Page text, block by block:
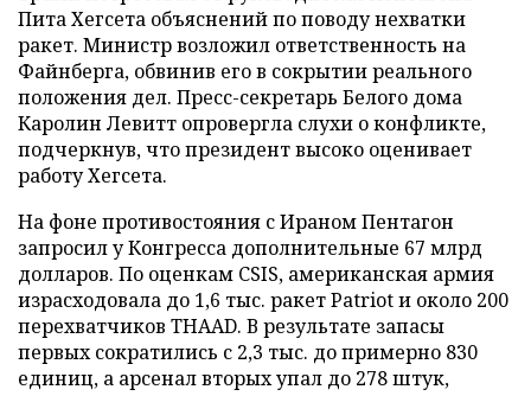
Пита Хегсета объяснений по поводу нехватки
ракет. Министр возложил ответственность на
Файнберга, обвинив его в сокрытии реального
положения дел. Пресс-секретарь Белого дома
Каролин Левитт опровергла слухи о конфликте,
подчеркнув, что президент высоко оценивает
работу Хегсета.
На фоне противостояния с Ираном Пентагон
запросил у Конгресса дополнительные 67 млрд
долларов. По оценкам CSIS, американская армия
израсходовала до 1,6 тыс. ракет Patriot и около 200
перехватчиков THAAD. В результате запасы
первых сократились с 2,3 тыс. до примерно 830
единиц, а арсенал вторых упал до 278 штук,